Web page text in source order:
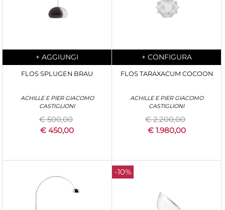
Quantity
+ AGGIUNGI
FLOS SPLUGEN BRAU
ACHILLE E PIER GIACOMO
CASTIGLIONI
€ 500,00
€ 450,00
Quantity
+ CONFIGURA
FLOS TARAXACUM COCOON
ACHILLE E PIER GIACOMO
CASTIGLIONI
€ 2.200,00
€ 1.980,00
-10%